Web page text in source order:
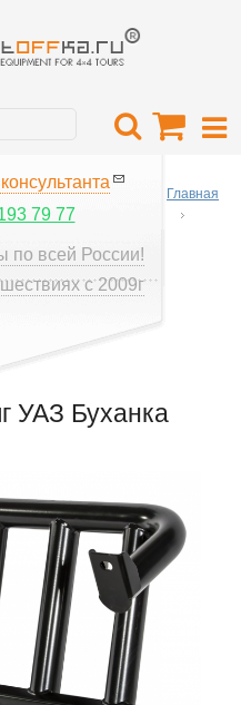
79 77
по всей России!
с 2009г
Главная
УАЗ Буханка